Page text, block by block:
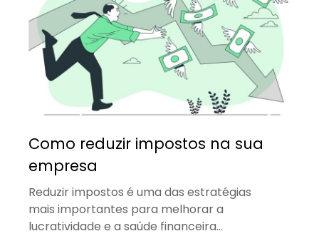
Como reduzir impostos na sua
empresa
Reduzir impostos é uma das estratégias
mais importantes para melhorar a
lucratividade e a saúde financeira...